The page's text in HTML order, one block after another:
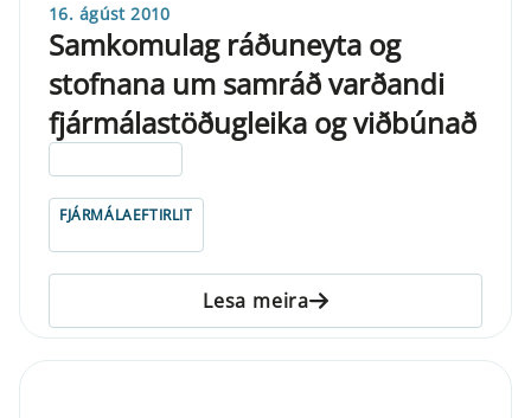
16. ágúst 2010
Samkomulag ráðuneyta og
stofnana um samráð varðandi
fjármálastöðugleika og viðbúnað
FJÁRMÁLAEFTIRLIT
Lesa meira